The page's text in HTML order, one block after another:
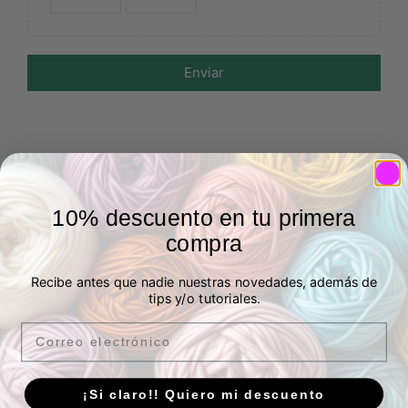
Enviar
Productos relacionados
Aguja doble para
máquina
€ - 6,99€ IVA Incluído
1 en stock
Seleccionar
Agujas coser Prym 5 – 9
2,80€ IVA Incluído
2 en stock
Añadir al carrito
10% descuento en tu primera
compra
Recibe antes que nadie nuestras novedades, además de
tips y/o tutoriales.
Email
¡Si claro!! Quiero mi descuento